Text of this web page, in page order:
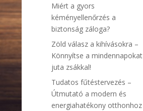
Miért a gyors
kéményellenőrzés a
biztonság záloga?
Zöld válasz a kihívásokra –
Könnyítse a mindennapokat
juta zsákkal!
Tudatos fűtéstervezés –
Útmutató a modern és
energiahatékony otthonhoz